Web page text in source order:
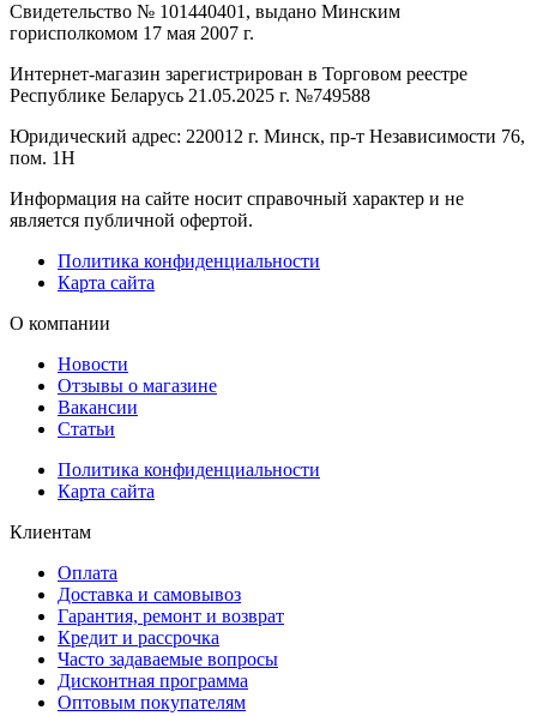
Свидетельство № 101440401, выдано Минским
горисполкомом 17 мая 2007 г.
Интернет-магазин зарегистрирован в Торговом реестре
Республике Беларусь 21.05.2025 г. №749588
Юридический адрес: 220012 г. Минск, пр-т Независимости 76,
пом. 1Н
Информация на сайте носит справочный характер и не
является публичной офертой.
Политика конфиденциальности
Карта сайта
О компании
Новости
Отзывы о магазине
Вакансии
Статьи
Политика конфиденциальности
Карта сайта
Клиентам
Оплата
Доставка и самовывоз
Гарантия, ремонт и возврат
Кредит и рассрочка
Часто задаваемые вопросы
Дисконтная программа
Оптовым покупателям